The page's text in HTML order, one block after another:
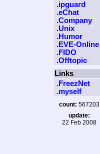
.ipguard
.eChat
.Company
.Unix
.Humor
.EVE-Online
.FIDO
.Offtopic
Links
.FreezNet
.myself
count: 567203
update:
22 Feb 2008